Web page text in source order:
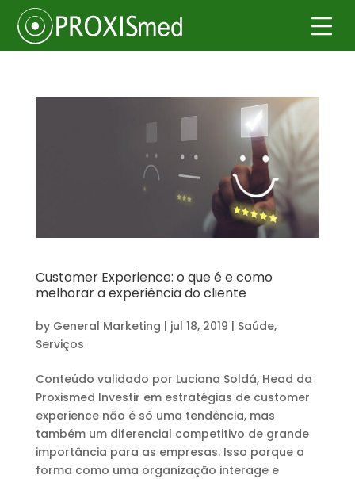
Customer Experience: o que é e como
melhorar a experiência do cliente
by General Marketing | jul 18, 2019 | Saúde,
Serviços
Conteúdo validado por Luciana Soldá, Head da
Proxismed Investir em estratégias de customer
experience não é só uma tendência, mas
também um diferencial competitivo de grande
importância para as empresas. Isso porque a
forma como uma organização interage e